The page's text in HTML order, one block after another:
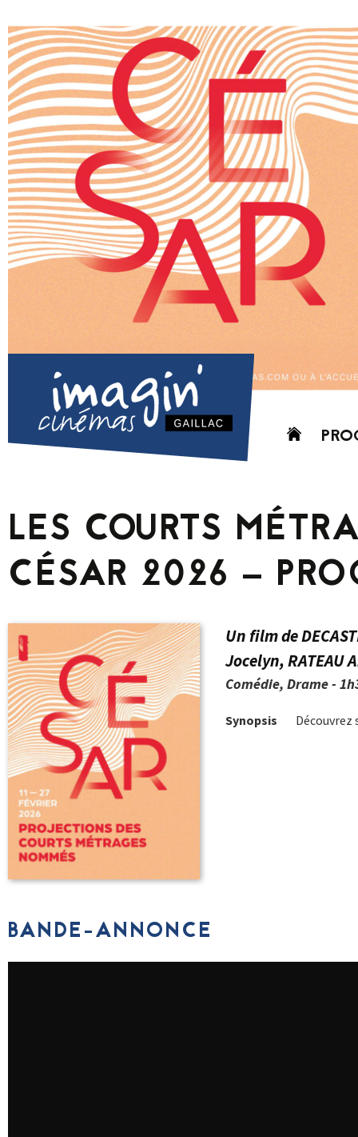
Aller
LES COURTS
CÉSAR 2026 –
Un film de
Jocelyn, RATEAU
Comédie, Drame -
Synopsis Découvrez
BANDE-ANNONCE